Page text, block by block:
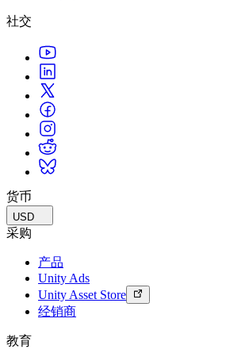
探索 Unity 支持的超过 25 个平台
常态化运营
游戏上线后的数据洞察与常态化运营
Grow
用户获取
被发现并获取移动用户
管理跨门店和D2C渠道的IAP（应用内购买）
商业化
通过 Unity 投放广告
使用案例
移动游戏
使用 Unity 打造移动端爆款游戏
实现运营卓越
零售
将店内体验转化为在线体验
汽车
提升创新能力和车内体验
查看所有行业
技术术语库
案例分析
真实成功案例
最佳实践指南
专家提示和技巧
演示
演示、示例和构建模块
所有资源
新增功能
博客
更新、信息和技术提示
新闻
新闻、故事和新闻中心
直播活动
Unity奖项
庆祝全球的Unity创作者
你是Unity 新手？开始您的旅程
使用指南
可操作的技巧和最佳实践
教育
对于学生
开启您的职业生涯
增强您的教学
教育资助许可证
认证
证明您的Unity精通
社交
货币
USD
采购
产品
Unity Ads
Unity Asset Store
经销商
教育